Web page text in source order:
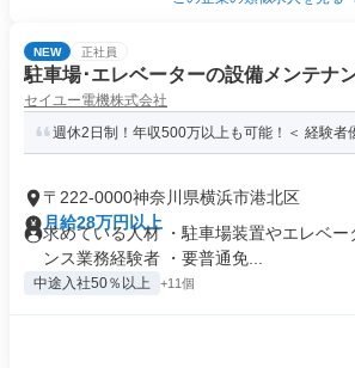
NEW 正社員
駐車場･エレベーターの設備メンテナ
セイユー電機株式会社
週休2日制！年収500万以上も可能！＜ 経験者
〒222-0000神奈川県横浜市港北区
月給28万円以上
求めている人材 ・駐車場装置やエレベー
ンス業務経験者 ・要普通免...
中途入社50％以上 +11個